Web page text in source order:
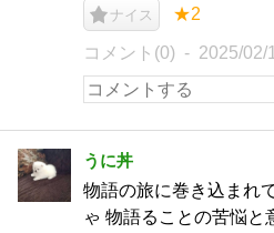
ナイス ★2
コメント(0) 2025/02/
うに丼
物語の旅に巻き込まれ
ゃ 物語ることの苦悩と